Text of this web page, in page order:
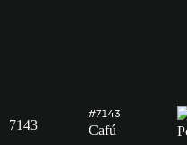
7143
#7143
Cafú